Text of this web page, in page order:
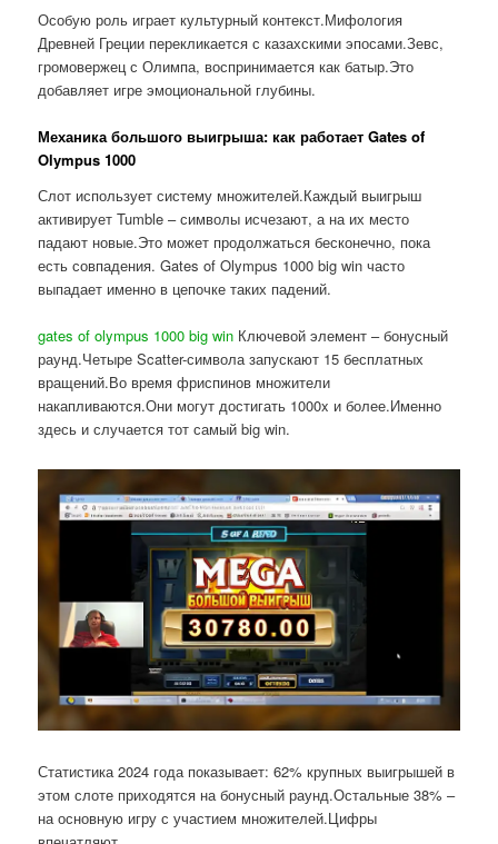
Особую роль играет культурный контекст.Мифология
Древней Греции перекликается с казахскими эпосами.Зевс,
громовержец с Олимпа, воспринимается как батыр.Это
добавляет игре эмоциональной глубины.
Механика большого выигрыша: как работает Gates of
Olympus 1000
Слот использует систему множителей.Каждый выигрыш
активирует Tumble – символы исчезают, а на их место
падают новые.Это может продолжаться бесконечно, пока
есть совпадения. Gates of Olympus 1000 big win часто
выпадает именно в цепочке таких падений.
gates of olympus 1000 big win Ключевой элемент – бонусный
раунд.Четыре Scatter-символа запускают 15 бесплатных
вращений.Во время фриспинов множители
накапливаются.Они могут достигать 1000x и более.Именно
здесь и случается тот самый big win.
Статистика 2024 года показывает: 62% крупных выигрышей в
этом слоте приходятся на бонусный раунд.Остальные 38% –
на основную игру с участием множителей.Цифры